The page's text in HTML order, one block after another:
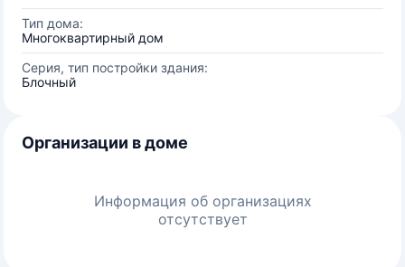
Тип дома:
Многоквартирный дом
Серия, тип постройки здания:
Блочный
Организации в доме
Информация об организациях
отсутствует